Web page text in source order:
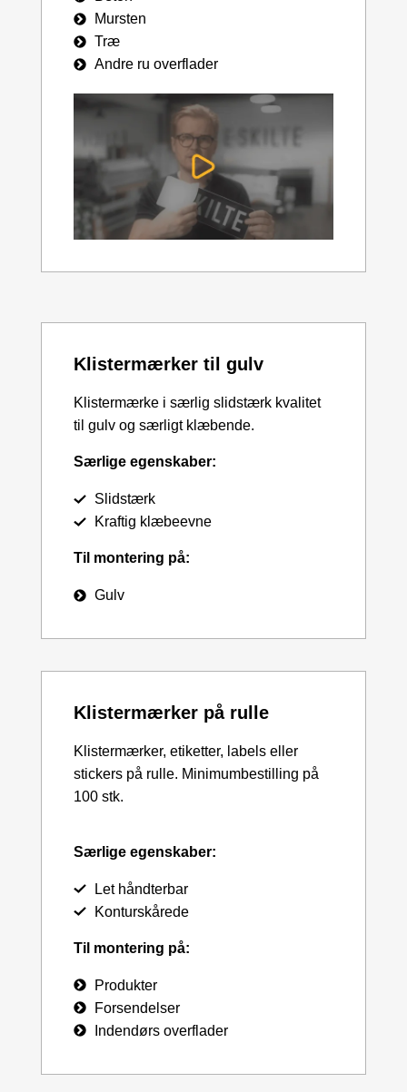
Mursten
Træ
Andre ru overflader
Klistermærker til gulv
Klistermærke i særlig slidstærk kvalitet
til gulv og særligt klæbende.
Særlige egenskaber:
Slidstærk
Kraftig klæbeevne
Til montering på:
Gulv
Klistermærker på rulle
Klistermærker, etiketter, labels eller
stickers på rulle. Minimumbestilling på
100 stk.
Særlige egenskaber:
Let håndterbar
Konturskårede
Til montering på:
Produkter
Forsendelser
Indendørs overflader